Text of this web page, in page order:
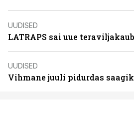
UUDISED
LATRAPS sai uue
UUDISED
Vihmane juuli pidurdas